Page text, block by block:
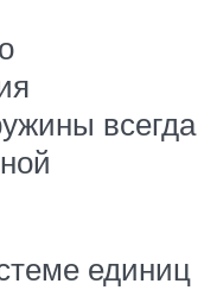
всегда
единиц